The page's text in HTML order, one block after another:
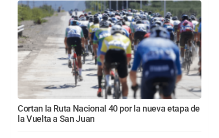
Cortan la Ruta Nacional 40 por la nueva etapa de
la Vuelta a San Juan